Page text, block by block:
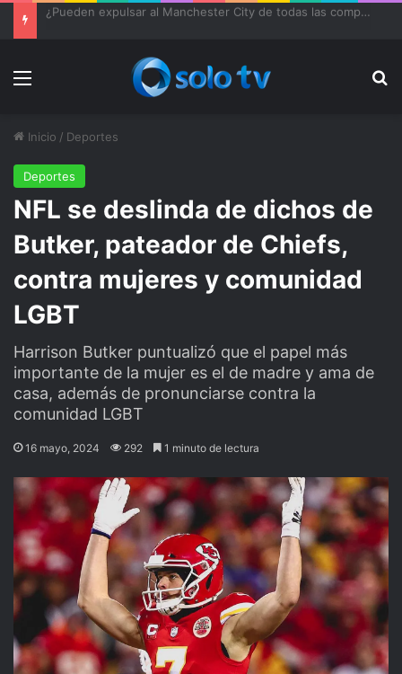
¿Pueden expulsar al Manchester City de todas las competiciones?
Menu
Inicio / Deportes
Deportes
NFL se deslinda de dichos de
Butker, pateador de Chiefs,
contra mujeres y comunidad
LGBT
Harrison Butker puntualizó que el papel más
importante de la mujer es el de madre y ama de
casa, además de pronunciarse contra la
comunidad LGBT
16 mayo, 2024 292 1 minuto de lectura